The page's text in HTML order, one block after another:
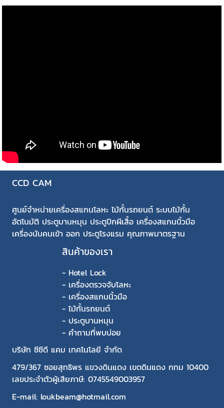
CCD CAM
ศูนย์จำหน่ายเครื่องสแกนโลหะ ไม้กั้นรถยนต์ ระบบไม้กั้น
อัตโนมัติ ประตูบานหมุน ประตูปีกผีเสื้อ เครื่องสแกนนิ้วมือ
เครื่องนับคนเข้า ออก ประตูโรงแรม คุณภาพมาตรฐาน
สินค้าของเรา
- Hotel Lock
- เครื่องตรวจจับโลหะ
- เครื่องสแกนนิ้วมือ
- ไม้กั้นรถยนต์
- ประตูบานหมุน
- คำถามที่พบบ่อย
บริษัท ซีซีดี แคม เทคโนโลยี จำกัด
479/367 ซอยสุทธิพร แขวงดินแดง เขตดินแดง กทม 10400
เลขประจำตัวผู้เสียภาษี: 0745549003957
E-mail: loukbeam@hotmail.com